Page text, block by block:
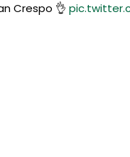
Crespo 👌